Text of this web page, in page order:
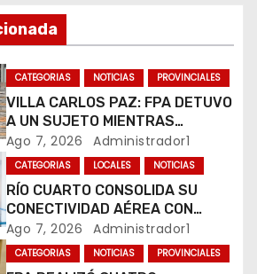
CATEGORIAS NOTICIAS PROVINCIALES
VILLA CARLOS PAZ: FPA DETUVO
A UN SUJETO MIENTRAS
COMERCIALIZABA COCAÍNA Y
MARIHUANA EN UNA PLAZA
Ago 7, 2026 Administrador1
CATEGORIAS LOCALES NOTICIAS
RÍO CUARTO CONSOLIDA SU
CONECTIVIDAD AÉREA CON
CUATRO VUELOS SEMANALES A
BUENOS AIRES
Ago 7, 2026 Administrador1
CATEGORIAS NOTICIAS PROVINCIALES